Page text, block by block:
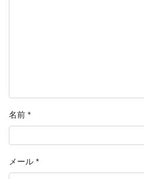
名前 *
メール *